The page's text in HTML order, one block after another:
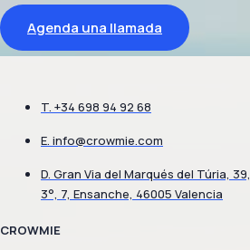
Agenda una llamada
T. +34 698 94 92 68
E. info@crowmie.com
D. Gran Via del Marqués del Túria, 39,
3°, 7, Ensanche, 46005 Valencia
CROWMIE